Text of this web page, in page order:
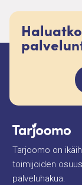
Tarjoomo on
toimijoiden
palveluhakua.